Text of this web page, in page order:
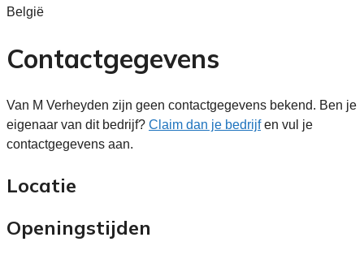
België
Contactgegevens
Van M Verheyden zijn geen contactgegevens bekend. Ben je
eigenaar van dit bedrijf? Claim dan je bedrijfen vul je
contactgegevens aan.
Locatie
Openingstijden